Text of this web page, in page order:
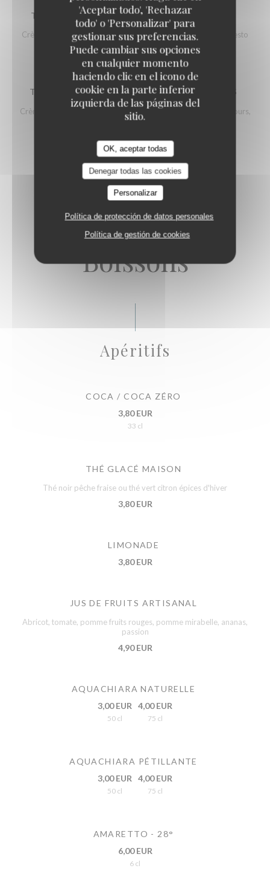
'Aceptar todo', 'Rechazar
todo' o 'Personalizar' para
gestionar sus preferencias.
Puede cambiar sus opciones
en cualquier momento
haciendo clic en el icono de
cookie en la parte inferior
izquierda de las páginas del
sitio.
OK, aceptar todas
Denegar todas las cookies
Personalizar
Política de protección de datos personales
Política de gestión de cookies
TARTE FLAMBÉE VÉGÉTARIENNE GRATINÉE
Crème, oignons, champignons, emmental, petits légumes et pesto
12,00 EUR
TARTE FLAMBÉE FORESTIÈRE AIL DES OURS
Crème, oignons, champignons, stracciatella, tomme à l'ail des ours,
pesto et roquette
Boissons
Apéritifs
COCA / COCA ZÉRO
3,80 EUR
33 cl
THÉ GLACÉ MAISON
Thé noir pêche fraise ou thé vert citron épices d'hiver
3,80 EUR
LIMONADE
3,80 EUR
JUS DE FRUITS ARTISANAL
Abricot, tomate, pomme fruits rouges, pomme mirabelle, ananas,
passion
4,90 EUR
AQUACHIARA NATURELLE
3,00 EUR
50 cl
4,00 EUR
75 cl
AQUACHIARA PÉTILLANTE
3,00 EUR
50 cl
4,00 EUR
75 cl
AMARETTO - 28°
6,00 EUR
6 cl